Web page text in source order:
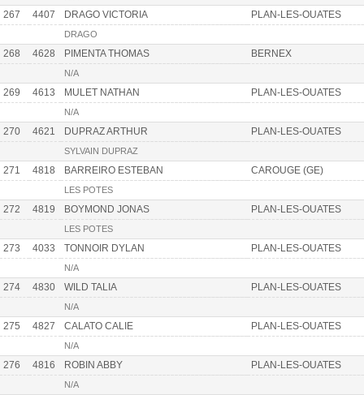
267 4407 DRAGO VICTORIA PLAN-LES-OUATES
DRAGO
268 4628 PIMENTA THOMAS BERNEX
N/A
269 4613 MULET NATHAN PLAN-LES-OUATES
N/A
270 4621 DUPRAZ ARTHUR PLAN-LES-OUATES
SYLVAIN DUPRAZ
271 4818 BARREIRO ESTEBAN CAROUGE (GE)
LES POTES
272 4819 BOYMOND JONAS PLAN-LES-OUATES
LES POTES
273 4033 TONNOIR DYLAN PLAN-LES-OUATES
N/A
274 4830 WILD TALIA PLAN-LES-OUATES
N/A
275 4827 CALATO CALIE PLAN-LES-OUATES
N/A
276 4816 ROBIN ABBY PLAN-LES-OUATES
N/A